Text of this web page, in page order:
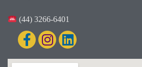
(44) 3266-6401